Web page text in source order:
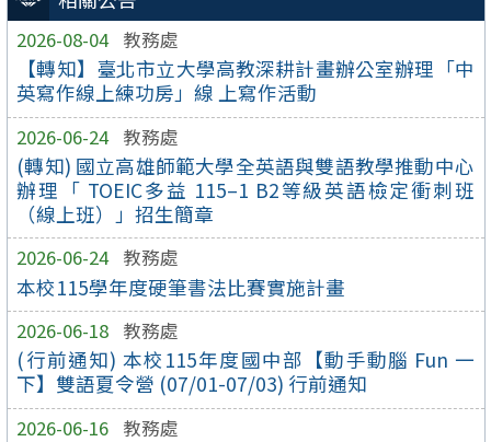
2026-08-04 教務處
【轉知】臺北市立大學高教深耕計畫辦公室辦理「中
英寫作線上練功房」線 上寫作活動
2026-06-24 教務處
(轉知) 國立高雄師範大學全英語與雙語教學推動中心
辦理「 TOEIC多益 115–1 B2等級英語檢定衝刺班
（線上班）」招生簡章
2026-06-24 教務處
本校115學年度硬筆書法比賽實施計畫
2026-06-18 教務處
(行前通知) 本校115年度國中部【動手動腦 Fun 一
下】雙語夏令營 (07/01-07/03) 行前通知
2026-06-16 教務處